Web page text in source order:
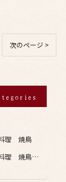
次のページ >
理 焼鳥
鳥 お酒